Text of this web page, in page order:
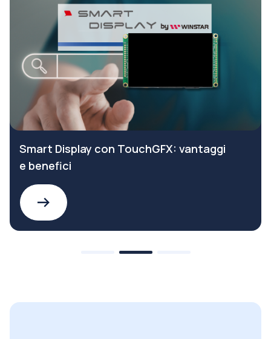
Smart Display con TouchGFX: vantaggi
e benefici